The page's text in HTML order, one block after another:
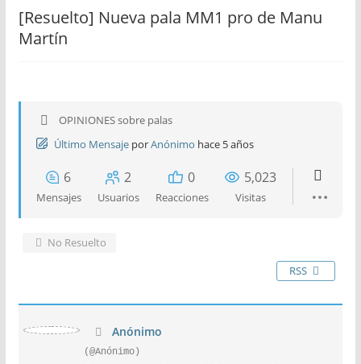
[Resuelto] Nueva pala MM1 pro de Manu
Martín
OPINIONES sobre palas
Último Mensaje porAnónimo hace 5 años
6
Mensajes
2
Usuarios
0
Reacciones
5,023
Visitas
No Resuelto
RSS
Anónimo
(@Anónimo)